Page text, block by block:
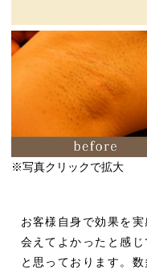
※写真クリックで拡大
お客様自身で効果を
会えてよかったと感
と思っております。